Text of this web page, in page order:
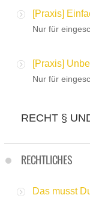
[Praxis]
Nur für
[Praxis]
Nur für
RECHT §
RECHTLICHES
Das musst